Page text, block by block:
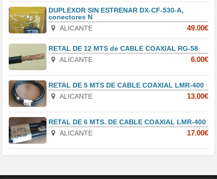
DUPLEXOR SIN ESTRENAR DX-CF-530-A,
conectores N
ALICANTE
49.00€
RETAL DE 12 MTS de CABLE COAXIAL RG-58
ALICANTE
6.00€
RETAL DE 5 MTS DE CABLE COAXIAL LMR-400
ALICANTE
13.00€
RETAL DE 6 MTS. DE CABLE COAXIAL LMR-400
ALICANTE
17.00€